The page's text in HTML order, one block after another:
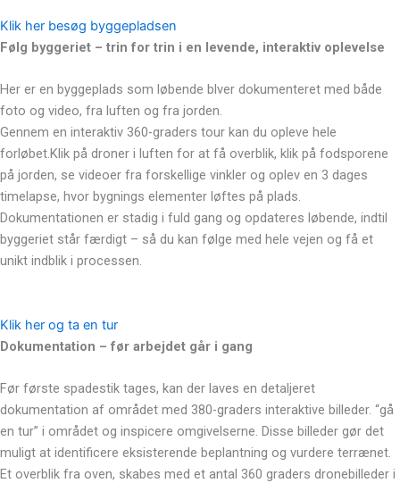
Klik her besøg byggepladsen
Følg byggeriet – trin for trin i en levende, interaktiv oplevelse
Her er en byggeplads som løbende blver dokumenteret med både
foto og video, fra luften og fra jorden.
Gennem en interaktiv 360-graders tour kan du opleve hele
forløbet.Klik på droner i luften for at få overblik, klik på fodsporene
på jorden, se videoer fra forskellige vinkler og oplev en 3 dages
timelapse, hvor bygnings elementer løftes på plads.
Dokumentationen er stadig i fuld gang og opdateres løbende, indtil
byggeriet står færdigt – så du kan følge med hele vejen og få et
unikt indblik i processen.
Klik her og ta en tur
Dokumentation – før arbejdet går i gang
Før første spadestik tages, kan der laves en detaljeret
dokumentation af området med 380-graders interaktive billeder. “gå
en tur” i området og inspicere omgivelserne. Disse billeder gør det
muligt at identificere eksisterende beplantning og vurdere terrænet.
Et overblik fra oven, skabes med et antal 360 graders dronebilleder i